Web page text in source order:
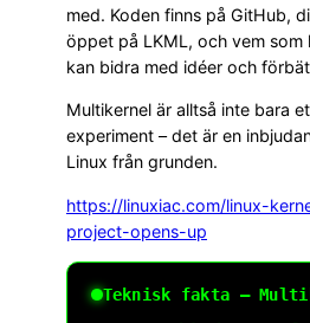
med. Koden finns på GitHub,
öppet på LKML, och vem som
kan bidra med idéer och
Multikernel är alltså inte bara
experiment – det är en
Linux från grunden.
https://linuxiac.com/linux-
project-opens-up
Teknisk fakta –